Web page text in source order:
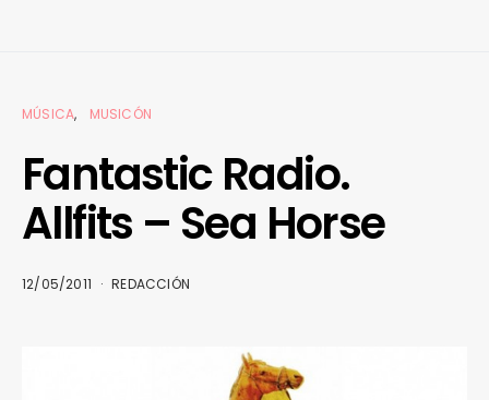
MÚSICA MUSICÓN
Fantastic Radio.
Allfits – Sea Horse
12/05/2011 REDACCIÓN